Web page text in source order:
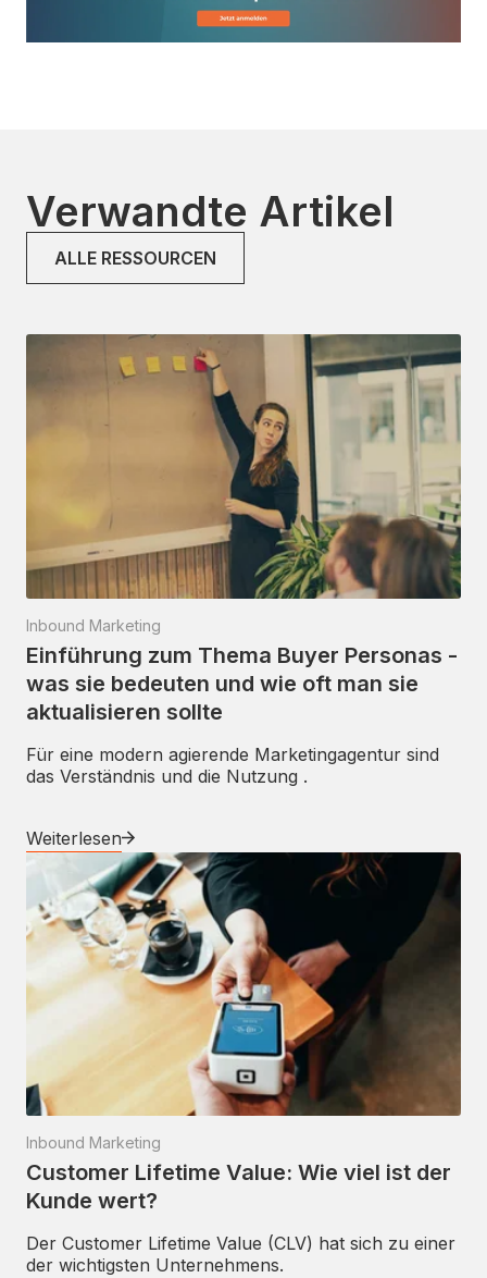
Verwandte Artikel
ALLE RESSOURCEN
Inbound Marketing
Einführung zum Thema Buyer Personas -
was sie bedeuten und wie oft man sie
aktualisieren sollte
Für eine modern agierende Marketingagentur sind
das Verständnis und die Nutzung .
Weiterlesen
Inbound Marketing
Customer Lifetime Value: Wie viel ist der
Kunde wert?
Der Customer Lifetime Value (CLV) hat sich zu einer
der wichtigsten Unternehmens.